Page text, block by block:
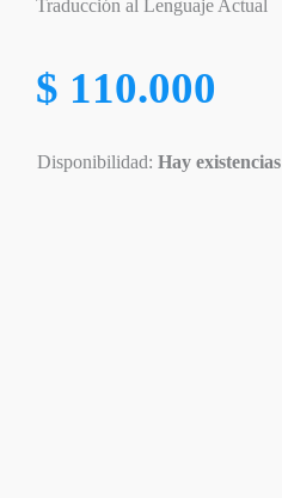
Traducción al Lenguaje Actual
$ 110.000
Disponibilidad: Hay existencias